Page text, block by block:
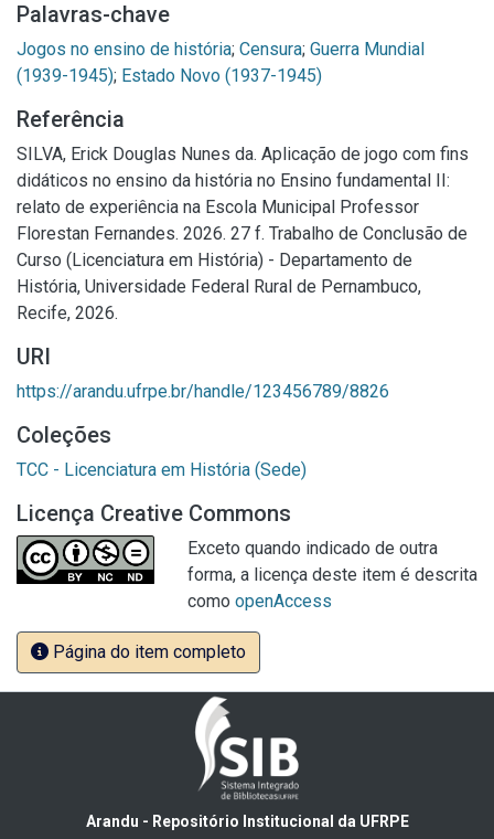
Palavras-chave
Jogos no ensino de história; Censura; Guerra Mundial
(1939-1945); Estado Novo (1937-1945)
Referência
SILVA, Erick Douglas Nunes da. Aplicação de jogo com fins
didáticos no ensino da história no Ensino fundamental II:
relato de experiência na Escola Municipal Professor
Florestan Fernandes. 2026. 27 f. Trabalho de Conclusão de
Curso (Licenciatura em História) - Departamento de
História, Universidade Federal Rural de Pernambuco,
Recife, 2026.
URI
https://arandu.ufrpe.br/handle/123456789/8826
Coleções
TCC - Licenciatura em História (Sede)
Licença Creative Commons
Exceto quando indicado de outra
forma, a licença deste item é descrita
como openAccess
Página do item completo
Arandu - Repositório Institucional da UFRPE